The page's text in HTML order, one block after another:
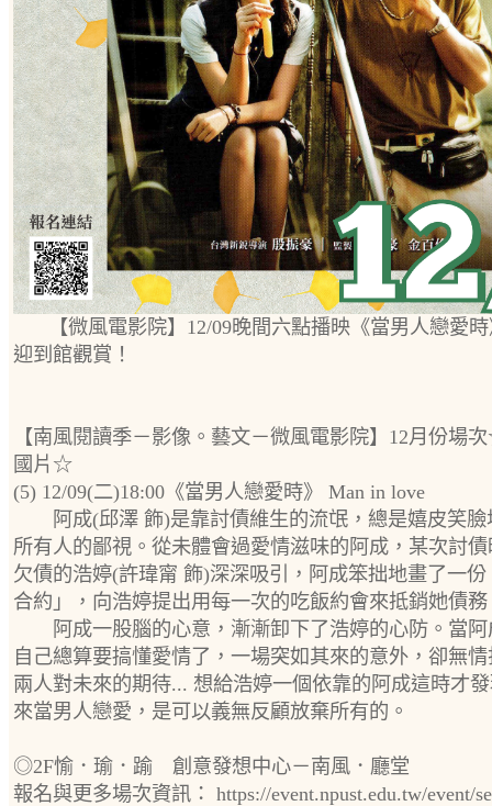
【微風電影院】12/09晚間六點播映《當男人戀愛
迎到館觀賞！
【南風閱讀季－影像。藝文－微風電影院】12月份場
國片☆
(5) 12/09(二)18:00《當男人戀愛時》 Man in love
阿成(邱澤 飾)是靠討債維生的流氓，總是嬉皮笑臉
所有人的鄙視。從未體會過愛情滋味的阿成，某次討
欠債的浩婷(許瑋甯 飾)深深吸引，阿成笨拙地畫了一份
合約」，向浩婷提出用每一次的吃飯約會來抵銷她債務
阿成一股腦的心意，漸漸卸下了浩婷的心防。當阿
自己總算要搞懂愛情了，一場突如其來的意外，卻無
兩人對未來的期待... 想給浩婷一個依靠的阿成這時才
來當男人戀愛，是可以義無反顧放棄所有的。
◎2F愉．瑜．踰 創意發想中心－南風．廳堂
報名與更多場次資訊： https://event.npust.edu.tw/event/